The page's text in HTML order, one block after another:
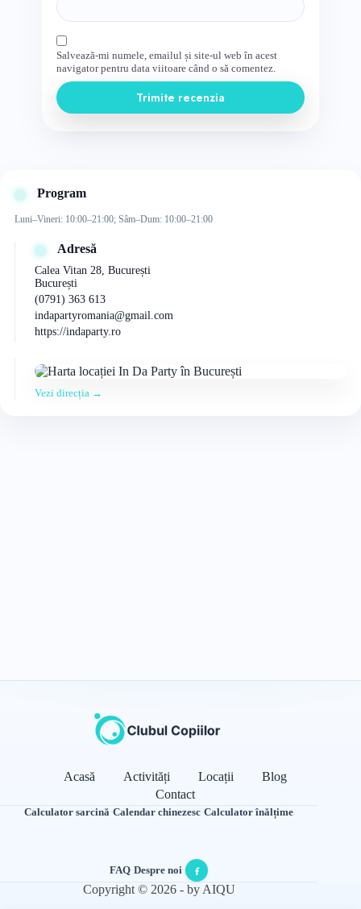
Salvează-mi numele, emailul și site-ul web în acest
navigator pentru data viitoare când o să comentez.
Trimite recenzia
Program
Luni–Vineri: 10:00–21:00; Sâm–Dum: 10:00–21:00
Adresă
Calea Vitan 28, București
București
(0791) 363 613
indapartyromania@gmail.com
https://indaparty.ro
Vezi direcția →
Acasă Activități Locații
Blog
Contact
Calculator sarcină·Calendar chinezesc·Calculator înălțime
FAQ·Despre noi·
Copyright © 2026 - by AIQU